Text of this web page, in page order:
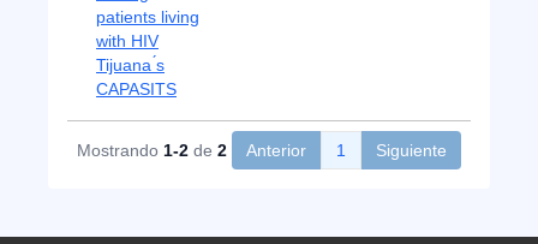
patients living
with HIV
Tijuana ́s
CAPASITS
Mostrando 1-2 de 2 Anterior 1 Siguiente